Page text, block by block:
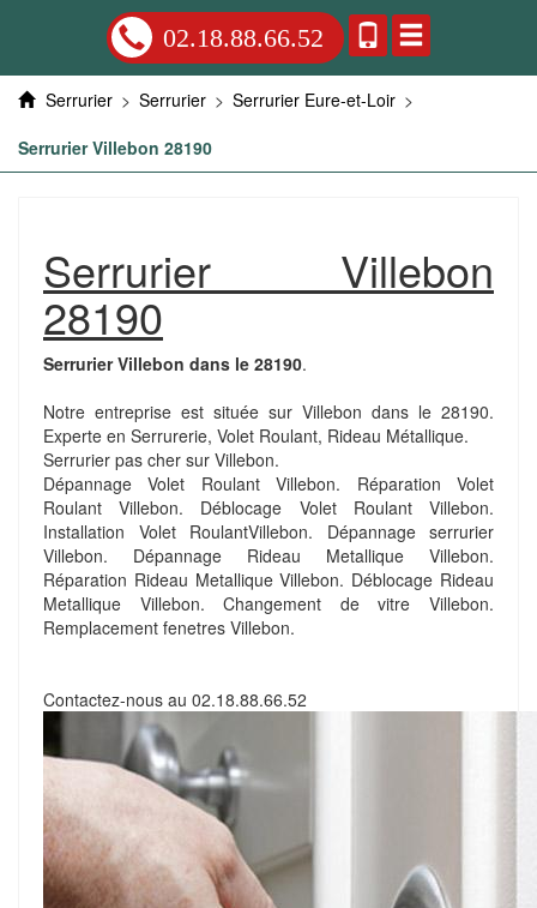
02.18.88.66.52
Serrurier > Serrurier > Serrurier Eure-et-Loir >
Serrurier Villebon 28190
Serrurier Villebon
28190
Serrurier Villebon dans le 28190.
Notre entreprise est située sur Villebon dans le 28190.
Experte en Serrurerie, Volet Roulant, Rideau Métallique.
Serrurier pas cher sur Villebon.
Dépannage Volet Roulant Villebon. Réparation Volet
Roulant Villebon. Déblocage Volet Roulant Villebon.
Installation Volet RoulantVillebon. Dépannage serrurier
Villebon. Dépannage Rideau Metallique Villebon.
Réparation Rideau Metallique Villebon. Déblocage Rideau
Metallique Villebon. Changement de vitre Villebon.
Remplacement fenetres Villebon.
Contactez-nous au 02.18.88.66.52